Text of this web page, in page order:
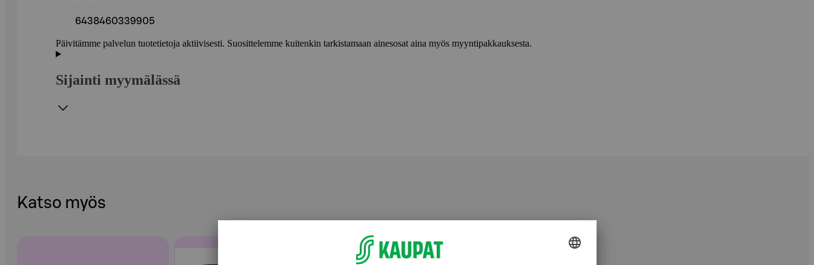
6438460339905
Päivitämme palvelun tuotetietoja aktiivisesti. Suosittelemme kuitenkin tarkistamaan ainesosat aina myös myyntipakkauksesta.
Sijainti myymälässä
Katso myös